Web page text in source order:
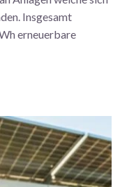
Insgesamt
erneuerbare